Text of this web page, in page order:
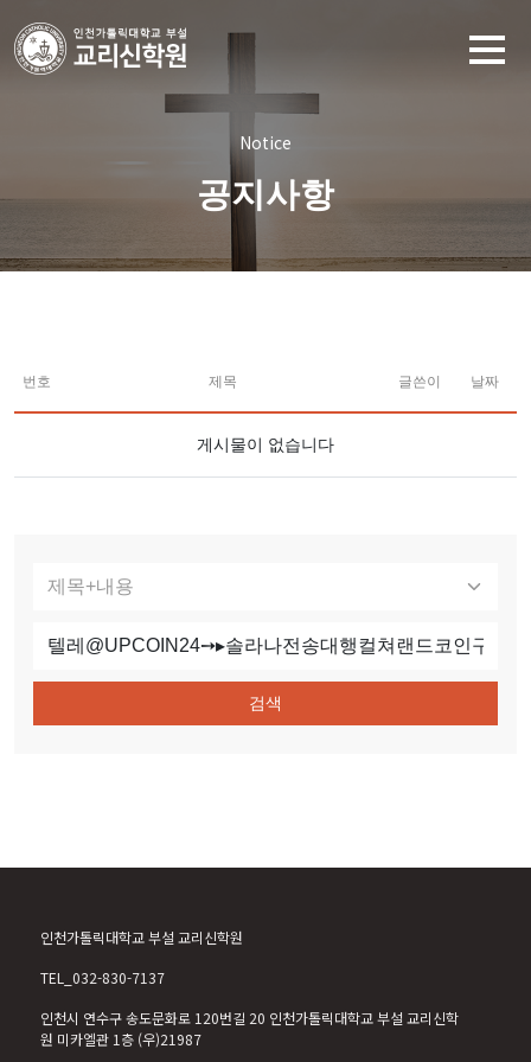
Notice
공지사항
번호 제목 글쓴이 날짜
게시물이 없습니다
검색
인천가톨릭대학교 부설 교리신학원
TEL_032-830-7137
인천시 연수구 송도문화로 120번길 20 인천가톨릭대학교 부설 교리신학
원 미카엘관 1층 (우)21987